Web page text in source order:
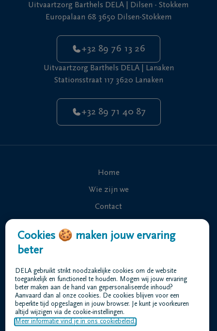
Uitvaartzorg Barthels DELA | Dilsen - Stokkem
Europalaan 68 3650 Dilsen-Stokkem
+32 89 76 13 26
Uitvaartzorg Barthels DELA | Lanaken
Stationsstraat 117 3620 Lanaken
+32 89 71 40 87
Home
Wie zijn we
Contact
Overlijdensberichten
Veelgestelde vragen
Gebruiksvoorwaarden
Privacyverklaring
Cookies 🍪 maken jouw ervaring
beter
DELA gebruikt strikt noodzakelijke cookies om de website
toegankelijk en functioneel te houden. Mogen wij jouw ervaring
beter maken aan de hand van gepersonaliseerde inhoud?
Aanvaard dan al onze cookies. De cookies blijven voor een
beperkte tijd opgeslagen in jouw browser. Je kunt je voorkeuren
altijd wijzigen via de cookie-instellingen.
Meer informatie vind je in ons cookiebeleid.